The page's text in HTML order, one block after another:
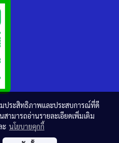
มประสิทธิภาพและประสบการณ์ที่ดี
สามารถอ่านรายละเอียดเพิ่มเติม
ะ นโยบายคุกกี้